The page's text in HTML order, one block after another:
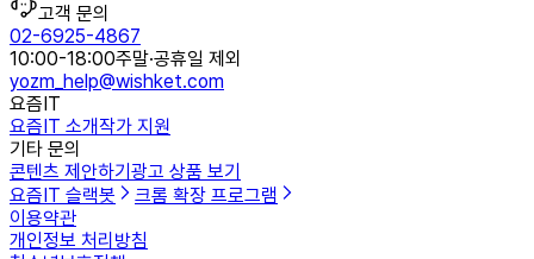
고객 문의
02-6925-4867
10:00-18:00주말·공휴일 제외
yozm_help@wishket.com
요즘IT
요즘IT 소개작가 지원
기타 문의
콘텐츠 제안하기광고 상품 보기
요즘IT 슬랙봇
크롬 확장 프로그램
이용약관
개인정보 처리방침